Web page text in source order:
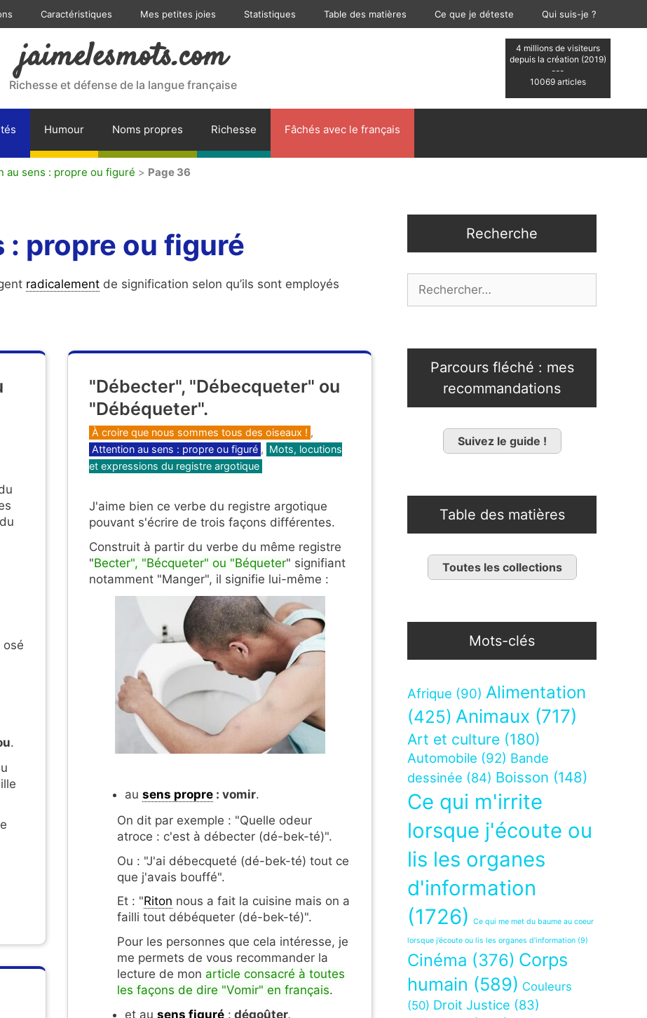
Caractéristiques Mes petites joies Statistiques Table des matières Ce que je déteste Qui suis-je ?
4 millions de visiteurs
depuis la création (2019)
---
10069 articles
jaimelesmots.com
Richesse et défense de la langue française
Humour Noms propres Richesse Fâchés avec le français
au sens : propre ou figuré > Page 36
propre ou figuré
radicalement de signification selon qu’ils sont employés
osé
.
"Débecter", "Débecqueter" ou
"Débéqueter".
Catégories
À croire que nous sommes tous des oiseaux ! ,
Attention au sens : propre ou figuré , Mots, locutions
et expressions du registre argotique
J'aime bien ce verbe du registre argotique
pouvant s'écrire de trois façons différentes.
Construit à partir du verbe du même registre
"Becter", "Bécqueter" ou "Béqueter" signifiant
notamment "Manger", il signifie lui-même :
au sens propre : vomir.
On dit par exemple : "Quelle odeur
atroce : c'est à débecter (dé-bek-té)".
Ou : "J'ai débecqueté (dé-bek-té) tout ce
que j'avais bouffé".
Et : "Riton nous a fait la cuisine mais on a
failli tout débéqueter (dé-bek-té)".
Pour les personnes que cela intéresse, je
me permets de vous recommander la
lecture de mon article consacré à toutes
les façons de dire "Vomir" en français.
et au sens figuré : dégoûter,
Recherche
Parcours fléché : mes
recommandations
Suivez le guide !
Table des matières
Toutes les collections
Mots-clés
Afrique (90) Alimentation
(425) Animaux (717)
Art et culture (180)
Automobile (92) Bande
dessinée (84) Boisson (148)
Ce qui m'irrite
lorsque j'écoute ou
lis les organes
d'information
(1726)
Ce qui me met du baume au coeur
lorsque j’écoute ou lis les organes d’information (9)
Cinéma (376) Corps
humain (589) Couleurs
(50) Droit Justice (83)